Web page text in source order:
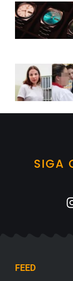
SIGA
FEED